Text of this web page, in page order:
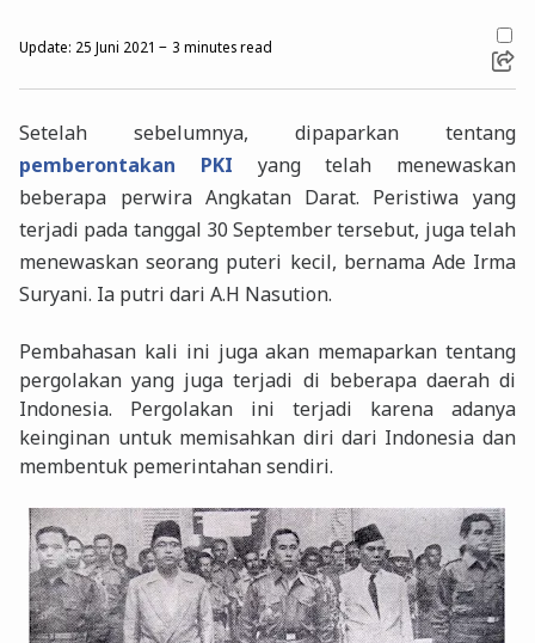
Update: 25 Juni 2021 3 minutes read
Setelah sebelumnya, dipaparkan tentang
pemberontakan PKI yang telah menewaskan
beberapa perwira Angkatan Darat. Peristiwa yang
terjadi pada tanggal 30 September tersebut, juga telah
menewaskan seorang puteri kecil, bernama Ade Irma
Suryani. Ia putri dari A.H Nasution.
Pembahasan kali ini juga akan memaparkan tentang
pergolakan yang juga terjadi di beberapa daerah di
Indonesia. Pergolakan ini terjadi karena adanya
keinginan untuk memisahkan diri dari Indonesia dan
membentuk pemerintahan sendiri.